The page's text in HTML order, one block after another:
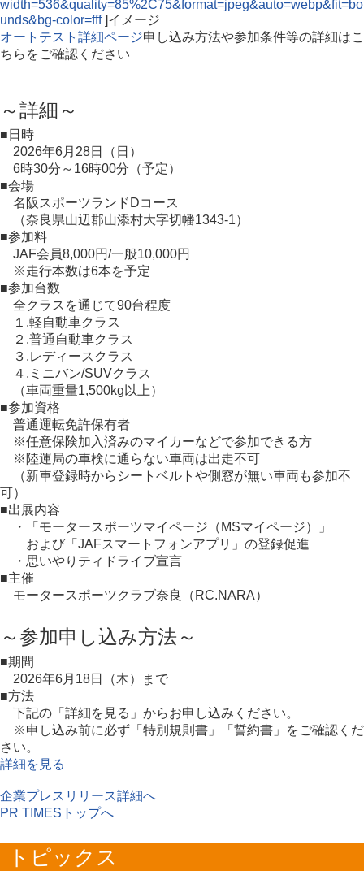
width=536&quality=85%2C75&format=jpeg&auto=webp&fit=bo
unds&bg-color=fff]イメージ
オートテスト詳細ページ申し込み方法や参加条件等の詳細はこ
ちらをご確認ください
～詳細～
■日時
2026年6月28日（日）
6時30分～16時00分（予定）
■会場
名阪スポーツランドDコース
（奈良県山辺郡山添村大字切幡1343-1）
■参加料
JAF会員8,000円/一般10,000円
※走行本数は6本を予定
■参加台数
全クラスを通じて90台程度
１.軽自動車クラス
２.普通自動車クラス
３.レディースクラス
４.ミニバン/SUVクラス
（車両重量1,500kg以上）
■参加資格
普通運転免許保有者
※任意保険加入済みのマイカーなどで参加できる方
※陸運局の車検に通らない車両は出走不可
（新車登録時からシートベルトや側窓が無い車両も参加不
可）
■出展内容
・「モータースポーツマイページ（MSマイページ）」
および「JAFスマートフォンアプリ」の登録促進
・思いやりティドライブ宣言
■主催
モータースポーツクラブ奈良（RC.NARA）
～参加申し込み方法～
■期間
2026年6月18日（木）まで
■方法
下記の「詳細を見る」からお申し込みください。
※申し込み前に必ず「特別規則書」「誓約書」をご確認くだ
さい。
詳細を見る
企業プレスリリース詳細へ
PR TIMESトップへ
トピックス